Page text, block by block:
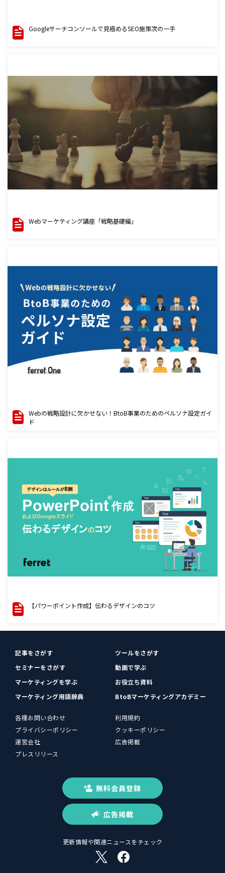
Googleサーチコンソールで見極めるSEO施策次の一手
Webマーケティング講座「戦略基礎編」
Webの戦略設計に欠かせない！BtoB事業のためのペルソナ設定ガイ
ド
【パワーポイント作成】伝わるデザインのコツ
記事をさがす
ツールをさがす
セミナーをさがす
動画で学ぶ
マーケティングを学ぶ
お役立ち資料
マーケティング用語辞典
BtoBマーケティングアカデミー
各種お問い合わせ
利用規約
プライバシーポリシー
クッキーポリシー
運営会社
広告掲載
プレスリリース
無料会員登録
広告掲載
更新情報や関連ニュースをチェック